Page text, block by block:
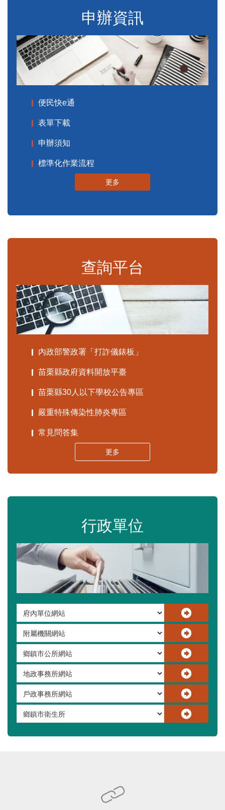
申辦資訊
便民快e通
表單下載
申辦須知
標準化作業流程
更多
查詢平台
內政部警政署「打詐儀錶板」
苗栗縣政府資料開放平臺
苗栗縣30人以下學校公告專區
嚴重特殊傳染性肺炎專區
常見問答集
更多
行政單位